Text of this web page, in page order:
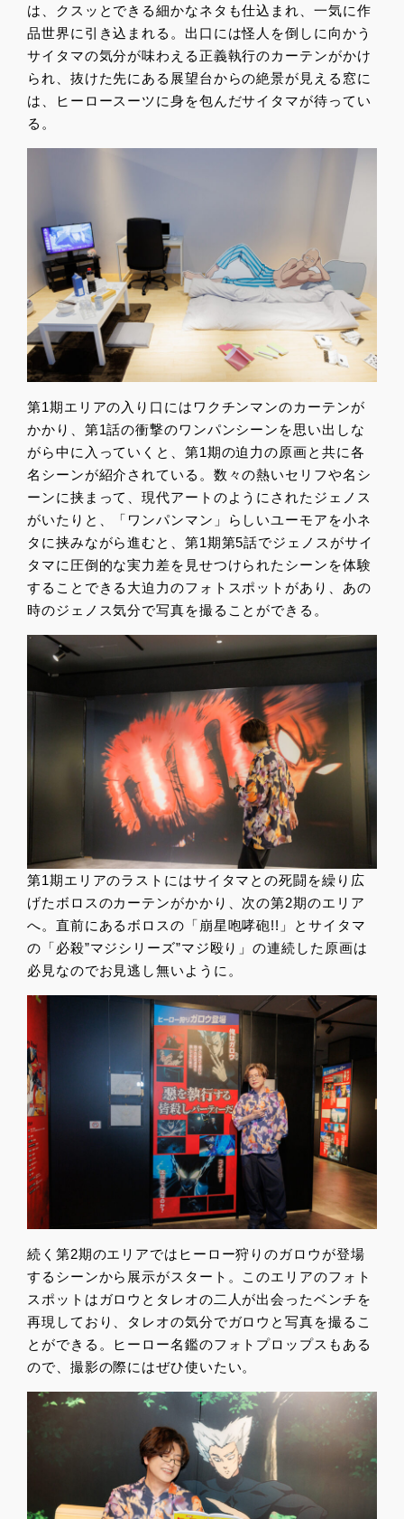
は、クスッとできる細かなネタも仕込まれ、一気に作
品世界に引き込まれる。出口には怪人を倒しに向かう
サイタマの気分が味わえる正義執行のカーテンがかけ
られ、抜けた先にある展望台からの絶景が見える窓に
は、ヒーロースーツに身を包んだサイタマが待ってい
る。
第1期エリアの入り口にはワクチンマンのカーテンが
かかり、第1話の衝撃のワンパンシーンを思い出しな
がら中に入っていくと、第1期の迫力の原画と共に各
名シーンが紹介されている。数々の熱いセリフや名シ
ーンに挟まって、現代アートのようにされたジェノス
がいたりと、「ワンパンマン」らしいユーモアを小ネ
タに挟みながら進むと、第1期第5話でジェノスがサイ
タマに圧倒的な実力差を見せつけられたシーンを体験
することできる大迫力のフォトスポットがあり、あの
時のジェノス気分で写真を撮ることができる。
第1期エリアのラストにはサイタマとの死闘を繰り広
げたボロスのカーテンがかかり、次の第2期のエリア
へ。直前にあるボロスの「崩星咆哮砲!!」とサイタマ
の「必殺”マジシリーズ”マジ殴り」の連続した原画は
必見なのでお見逃し無いように。
続く第2期のエリアではヒーロー狩りのガロウが登場
するシーンから展示がスタート。このエリアのフォト
スポットはガロウとタレオの二人が出会ったベンチを
再現しており、タレオの気分でガロウと写真を撮るこ
とができる。ヒーロー名鑑のフォトプロップスもある
ので、撮影の際にはぜひ使いたい。